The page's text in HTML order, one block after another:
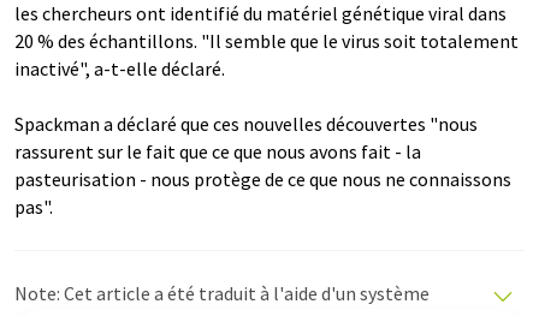
les chercheurs ont identifié du matériel génétique viral dans
20 % des échantillons. "Il semble que le virus soit totalement
inactivé", a-t-elle déclaré.
Spackman a déclaré que ces nouvelles découvertes "nous
rassurent sur le fait que ce que nous avons fait - la
pasteurisation - nous protège de ce que nous ne connaissons
pas".
Note: Cet article a été traduit à l'aide d'un système